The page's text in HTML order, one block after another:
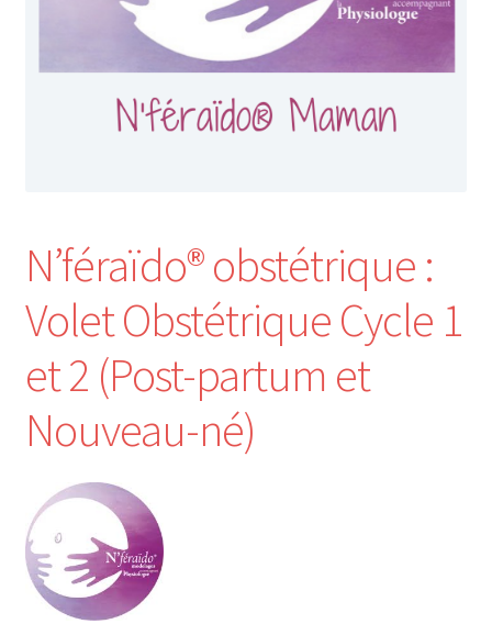
Formations 2026
Devenir Membre
Première Inscription
Renouvellement
Mon compte
Mes données UPSfB
Mes commandes
Formations Externes
N’féraïdo® obstétrique :
Volet Obstétrique Cycle 1
et 2 (Post-partum et
Nouveau-né)